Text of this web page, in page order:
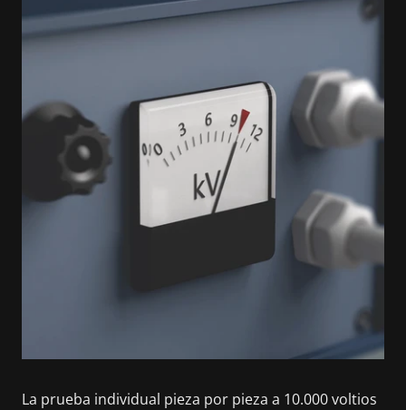
La prueba individual pieza por pieza a 10.000 voltios